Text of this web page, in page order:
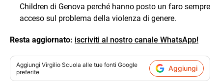
Children di Genova perché hanno posto un faro sempre
acceso sul problema della violenza di genere.
Resta aggiornato: iscriviti al nostro canale WhatsApp!
Aggiungi Virgilio Scuola alle tue fonti Google
preferite
Aggiungi